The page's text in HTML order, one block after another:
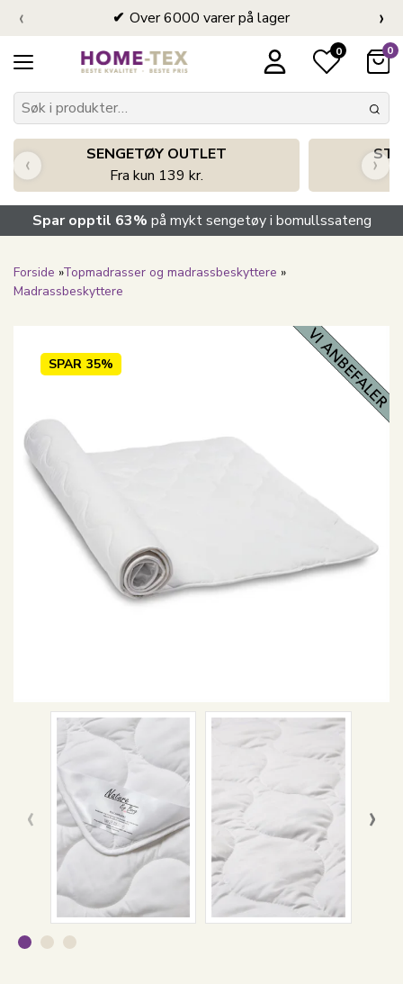
Over 6000 varer på lager
‹ ›
0 0
SENGETØY OUTLET
Fra kun 139 kr.
‹ ›
Spar opptil 63% på mykt sengetøy i bomullssateng
Forside »Topmadrasser og madrassbeskyttere »
Madrassbeskyttere
SPAR 35%
‹ ›